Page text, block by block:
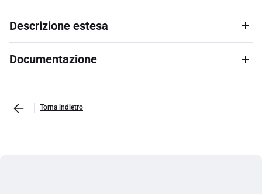
Descrizione estesa
Documentazione
Torna indietro